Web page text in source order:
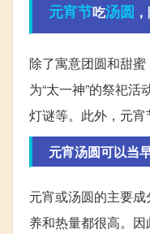
元宵节吃汤圆
除了寓意团圆和甜
为“太一神”的祭祀
灯谜等。此外，元宵
元宵汤圆可以当
元宵或汤圆的主要
养和热量都很高。